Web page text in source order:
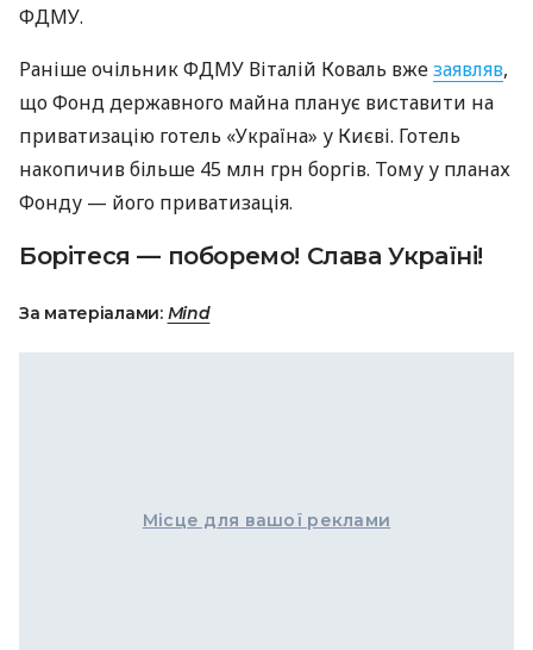
ФДМУ.
Раніше очільник ФДМУ Віталій Коваль вжезаявляв,
що Фонд державного майна планує виставити на
приватизацію готель «Україна» у Києві. Готель
накопичив більше 45 млн грн боргів. Тому у планах
Фонду — його приватизація.
Борітеся — поборемо! Слава Україні!
За матеріалами: Mind
Місце для вашої реклами